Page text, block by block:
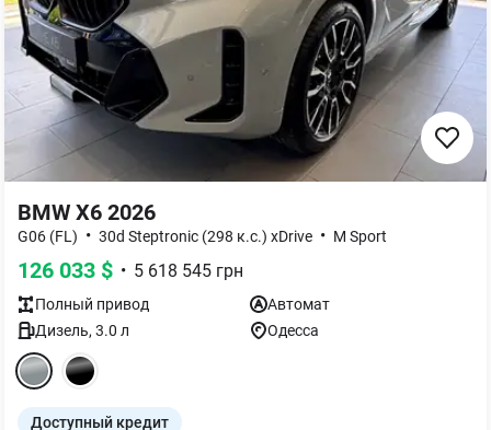
BMW X6 2026
G06 (FL) • 30d Steptronic (298 к.с.) xDrive • M Sport
126 033 $ • 5 618 545 грн
Полный привод
Автомат
Дизель, 3.0 л Одесса
Доступный кредит